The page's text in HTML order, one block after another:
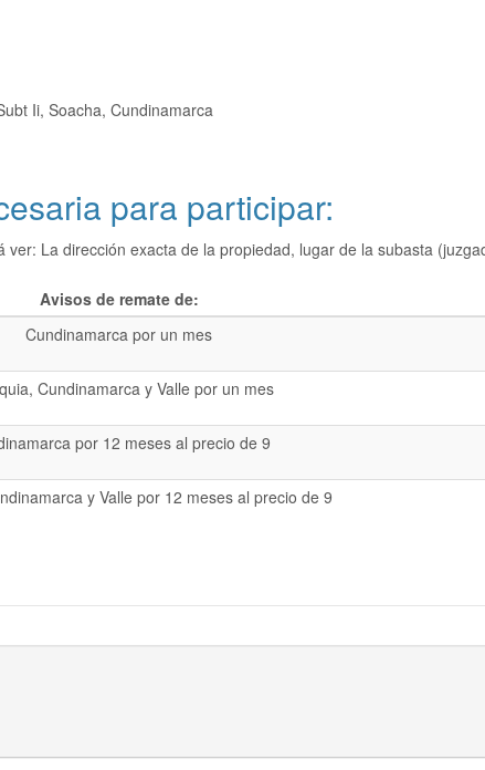
Ii, Soacha, Cundinamarca
para participar:
La dirección exacta de la propiedad, lugar de la subasta
Avisos de remate de:
Cundinamarca por un mes
Cundinamarca y Valle por un mes
por 12 meses al precio de 9
y Valle por 12 meses al precio de 9